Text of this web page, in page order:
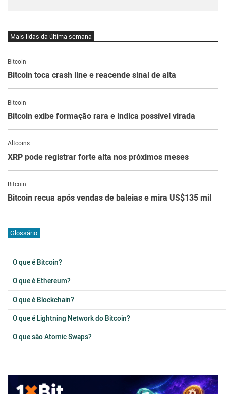
Mais lidas da última semana
Bitcoin
Bitcoin toca crash line e reacende sinal de alta
Bitcoin
Bitcoin exibe formação rara e indica possível virada
Altcoins
XRP pode registrar forte alta nos próximos meses
Bitcoin
Bitcoin recua após vendas de baleias e mira US$135 mil
Glossário
O que é Bitcoin?
O que é Ethereum?
O que é Blockchain?
O que é Lightning Network do Bitcoin?
O que são Atomic Swaps?